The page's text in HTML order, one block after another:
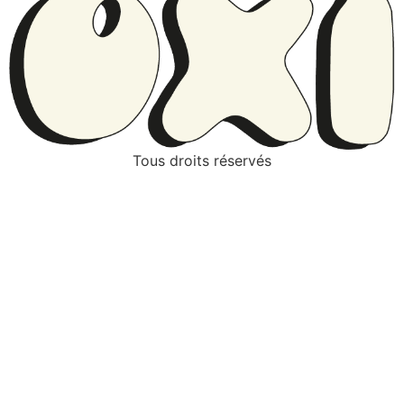
Tous droits réservés